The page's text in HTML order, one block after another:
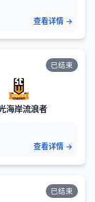
查看详情→
已结束
海岸流浪者
查看详情→
已结束